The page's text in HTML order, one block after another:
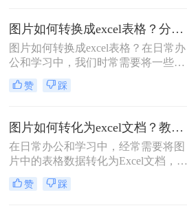
详细介绍几种将图片表格转换为电子
表格的方法，并给出具体的操作步
骤。
图片如何转换成excel表格？分享四个实用方法!
图片如何转换成excel表格？在日常办
公和学习中，我们时常需要将一些图
片中的表格转化为Excel表格，以便于
我们更方便地编辑和使用。将图片转
视化方法，可以帮助我们更好地管理
和分析数据。然而，对于一些图片中
包含表格的情况，手动输入表格内容
可能较为繁琐，这时我们可以使用
OCR 软件，将图片中的表格转换成
Excel 表格。
赞 踩
图片如何转化为excel文档？教你3招，轻松搞定！
在日常办公和学习中，经常需要将图
片中的表格数据转化为Excel文档，以
便于数据的编辑、分析和处理。这一
过程看似复杂，但实际上通过一些工
赞 踩